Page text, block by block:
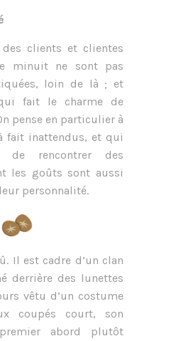
des clients et clientes
minuit ne sont pas
loin de là ; et
fait le charme de
pense en particulier à
fait inattendus, et qui
de rencontrer des
les goûts sont aussi
personnalité.
Il est cadre d’un clan
derrière des lunettes
vêtu d’un costume
coupés court, son
abord plutôt